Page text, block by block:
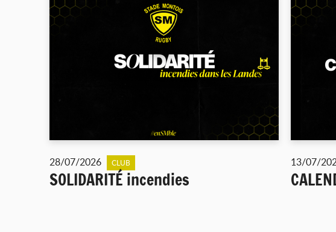
28/07/2026 CLUB
SOLIDARITÉ incendies
13/07/